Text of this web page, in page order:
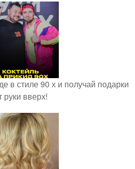
в стиле 90 х и получай подарки
руки вверх!